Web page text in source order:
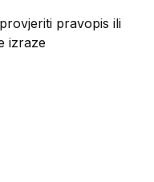
pravopis ili
izraze